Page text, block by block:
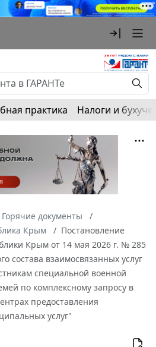
практика Налоги и
Горячие документы
Крым
Постановление
Крым от 14 мая 2026 г. № 285
состава взаимосвязанных услуг
специальной военной
по комплексному запросу в
предоставления
услуг"